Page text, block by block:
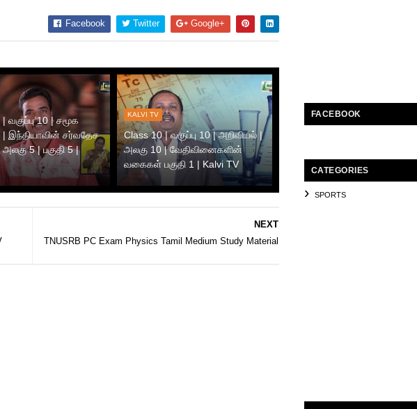
Facebook Twitter Google+
வகுப்பு 10 | சமூக
| இந்தியாவின் சர்வதேச
5 | பகுதி 5 |
KALVI TV
Class 10 | வகுப்பு 10 | அறிவியல் |
அலகு 10 | வேதிவினைகளின்
வகைகள் பகுதி 1 | Kalvi TV
NEXT
TNUSRB PC Exam Physics Tamil Medium Study Material
FACEBOOK
CATEGORIES
SPORTS